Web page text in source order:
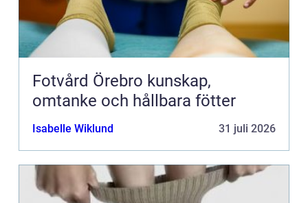
Fotvård Örebro kunskap,
omtanke och hållbara fötter
Isabelle Wiklund 31 juli 2026